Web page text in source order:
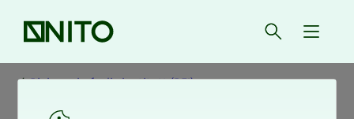
Forsiden Åpne søk
{
Bioingeniørfaglig institutt (BFI)